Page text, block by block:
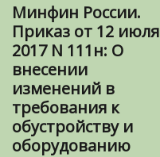
Минфин России.
Приказ от 12 июля
2017 N 111н: О
внесении
изменений в
требования к
обустройству и
оборудованию